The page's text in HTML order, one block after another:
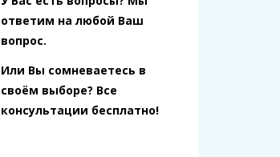
ответим на любой Ваш
вопрос.
Или Вы сомневаетесь в
своём выборе? Все
консультации бесплатно!